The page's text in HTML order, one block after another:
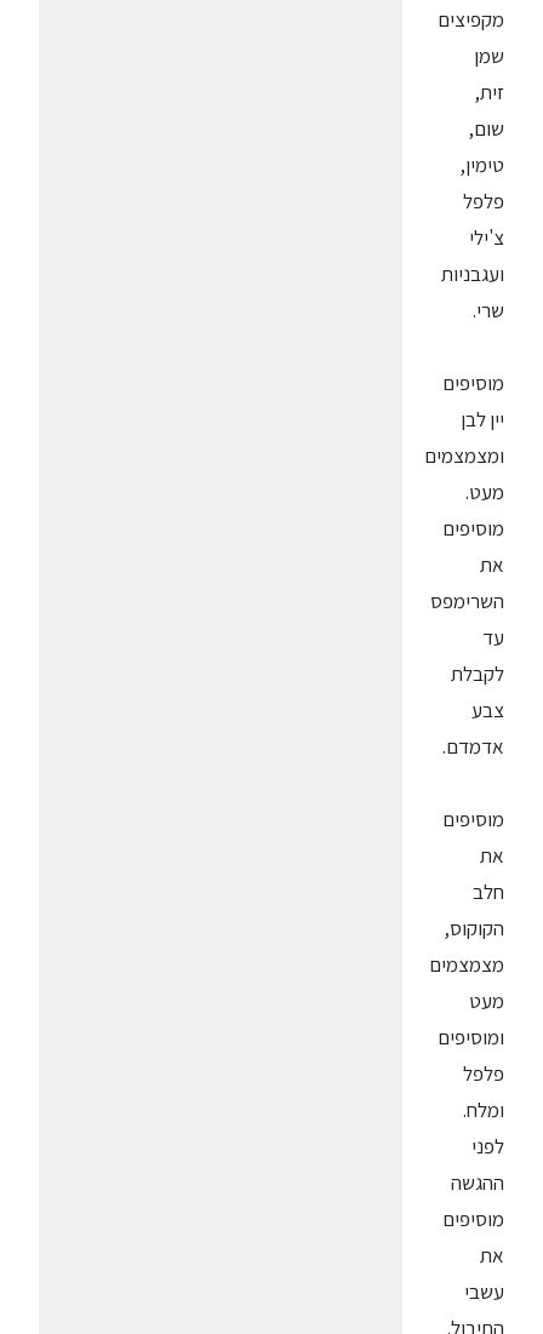
מקפיצים
שמן
זית,
שום,
טימין,
פלפל
צ'ילי
ועגבניות
שרי.
מוסיפים
יין לבן
ומצמצמים
מעט.
מוסיפים
את
השרימפס
עד
לקבלת
צבע
אדמדם.
מוסיפים
את
חלב
הקוקוס,
מצמצמים
מעט
ומוסיפים
פלפל
ומלח.
לפני
ההגשה
מוסיפים
את
עשבי
התיבול.